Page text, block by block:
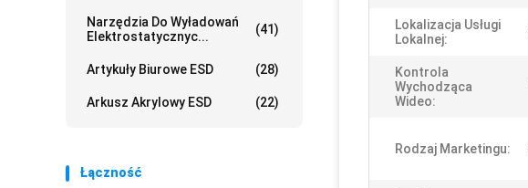
Narzędzia Do Wyładowań
Elektrostatycznyc...
(41)
Artykuły Biurowe ESD (28)
Arkusz Akrylowy ESD (22)
Łączność
Lokalizacja Usługi
Lokalnej:
Kontrola
Wychodząca
Wideo:
Rodzaj Marketingu: